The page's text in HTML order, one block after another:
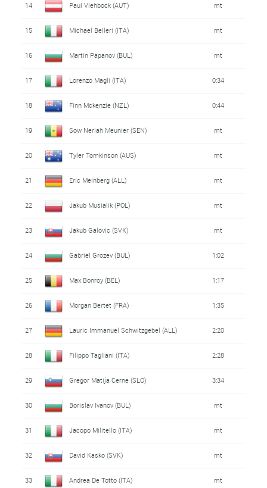
14 Paul Viehbock (AUT) mt
15 Michael Belleri (ITA) mt
16 Martin Papanov (BUL) mt
17 Lorenzo Magli (ITA) 0:34
18 Finn Mckenzie (NZL) 0:44
19 Sow Neriah Meunier (SEN) mt
20 Tyler Tomkinson (AUS) mt
21 Eric Meinberg (ALL) mt
22 Jakub Musialik (POL) mt
23 Jakub Galovic (SVK) mt
24 Gabriel Grozev (BUL) 1:02
25 Max Bonroy (BEL) 1:17
26 Morgan Bertet (FRA) 1:35
27 Lauric Immanuel Schwitzgebel (ALL) 2:20
28 Filippo Tagliani (ITA) 2:28
29 Gregor Matija Cerne (SLO) 3:34
30 Borislav Ivanov (BUL) mt
31 Jacopo Militello (ITA) mt
32 David Kasko (SVK) mt
33 Andrea De Totto (ITA) mt